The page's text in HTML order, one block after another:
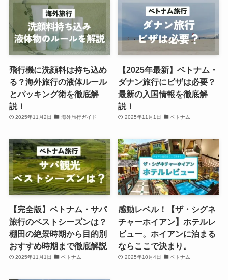
飛行機に洗顔料は持ち込め
る？海外旅行の液体ルール
とパッキング術を徹底解
説！
2025年11月2日 海外旅行ガイド
【2025年最新】ベトナム・
ダナン旅行にビザは必要？
最新の入国情報を徹底解
説！
2025年11月1日 ベトナム
【完全版】ベトナム・サパ
旅行のベストシーズンは？
棚田の絶景時期から目的別
おすすめ時期まで徹底解説
2025年11月1日 ベトナム
感動レベル！【ザ・シグネ
チャーホイアン】ホテルレ
ビュー。ホイアンに泊まる
ならここで決まり。
2025年10月4日 ベトナム